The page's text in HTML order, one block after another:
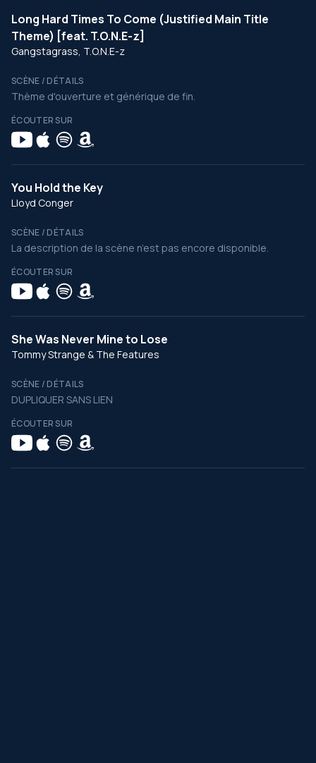
Long Hard Times To Come (Justified Main Title
Theme) [feat. T.O.N.E-z]
Gangstagrass, T.O.N.E-z
SCÈNE / DÉTAILS
Thème d'ouverture et générique de fin.
ÉCOUTER SUR
You Hold the Key
Lloyd Conger
SCÈNE / DÉTAILS
La description de la scène n’est pas encore disponible.
ÉCOUTER SUR
She Was Never Mine to Lose
Tommy Strange & The Features
SCÈNE / DÉTAILS
DUPLIQUER SANS LIEN
ÉCOUTER SUR